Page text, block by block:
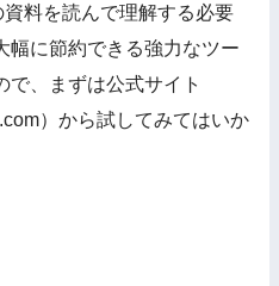
料を読んで理解する必要
幅に節約できる強力なツー
で、まずは公式サイト
）から試してみてはいか